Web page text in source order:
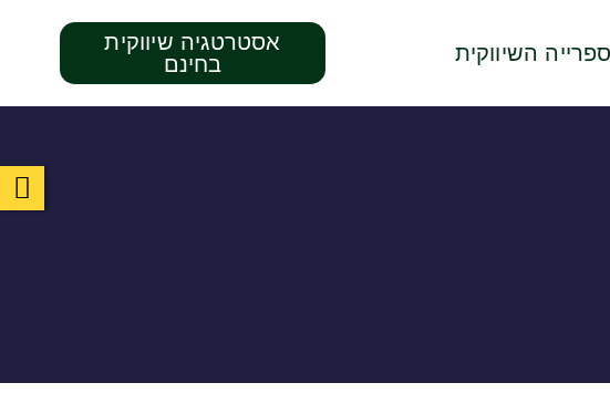
השיווקית
אסטרטגיה שיווקית
בחינם